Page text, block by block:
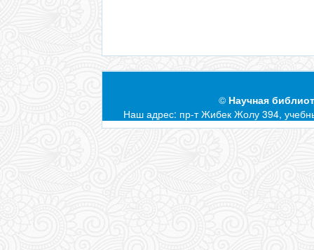
© Научная
Наш адрес: пр-т Жибек Жолу 394,